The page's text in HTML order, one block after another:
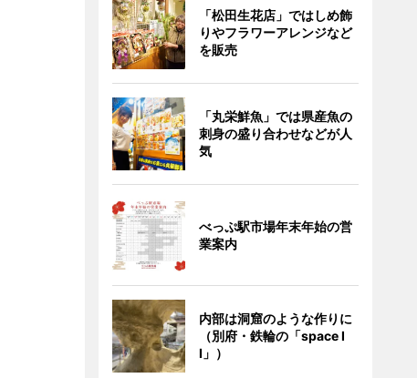
「松田生花店」ではしめ飾
りやフラワーアレンジなど
を販売
「丸栄鮮魚」では県産魚の
刺身の盛り合わせなどが人
気
べっぷ駅市場年末年始の営
業案内
内部は洞窟のような作りに
（別府・鉄輪の「space I
I」）